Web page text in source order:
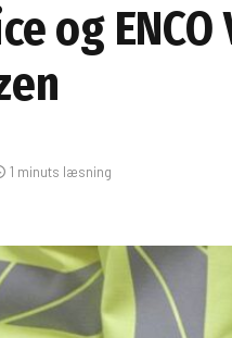
og
1 minuts læsning